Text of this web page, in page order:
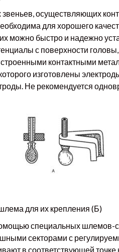
осуществляющих
для хорошего
можно быстро и надежно
с поверхности
контактными
изготовлены
Не рекомендуется
для их крепления (Б)
специальных шлемов-
секторами с
в соответствующей